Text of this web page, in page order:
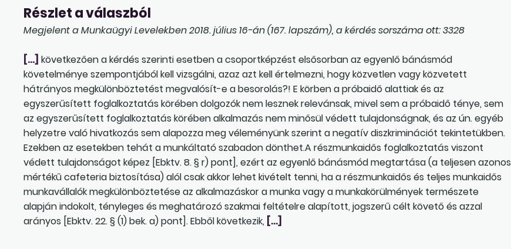
Részlet a válaszból
Megjelent a Munkaügyi Levelekben 2018. július 16-án (167. lapszám), a kérdés sorszáma ott: 3328
[…] következően a kérdés szerinti esetben a csoportképzést elsősorban az egyenlő bánásmód
követelménye szempontjából kell vizsgálni, azaz azt kell értelmezni, hogy közvetlen vagy közvetett
hátrányos megkülönböztetést megvalósít-e a besorolás?! E körben a próbaidő alattiak és az
egyszerűsített foglalkoztatás körében dolgozók nem lesznek relevánsak, mivel sem a próbaidő ténye, sem
az egyszerűsített foglalkoztatás körében alkalmazás nem minősül védett tulajdonságnak, és az ún. egyéb
helyzetre való hivatkozás sem alapozza meg véleményünk szerint a negatív diszkriminációt tekintetükben.
Ezekben az esetekben tehát a munkáltató szabadon dönthet.A részmunkaidős foglalkoztatás viszont
védett tulajdonságot képez [Ebktv. 8. § r) pont], ezért az egyenlő bánásmód megtartása (a teljesen azonos
mértékű cafeteria biztosítása) alól csak akkor lehet kivételt tenni, ha a részmunkaidős és teljes munkaidős
munkavállalók megkülönböztetése az alkalmazáskor a munka vagy a munkakörülmények természete
alapján indokolt, tényleges és meghatározó szakmai feltételre alapított, jogszerű célt követő és azzal
arányos [Ebktv. 22. § (1) bek. a) pont]. Ebből következik, […]